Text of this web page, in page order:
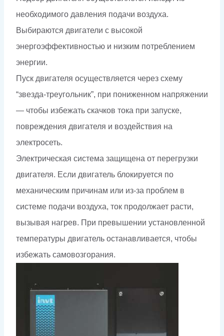
необходимого давления подачи воздуха.
Выбираются двигатели с высокой
энергоэффективностью и низким потреблением
энергии.
Пуск двигателя осуществляется через схему
“звезда-треугольник”, при пониженном напряжении
— чтобы избежать скачков тока при запуске,
повреждения двигателя и воздействия на
электросеть.
Электрическая система защищена от перегрузки
двигателя. Если двигатель блокируется по
механическим причинам или из-за проблем в
системе подачи воздуха, ток продолжает расти,
вызывая нагрев. При превышении установленной
температуры двигатель останавливается, чтобы
избежать самовозгорания.